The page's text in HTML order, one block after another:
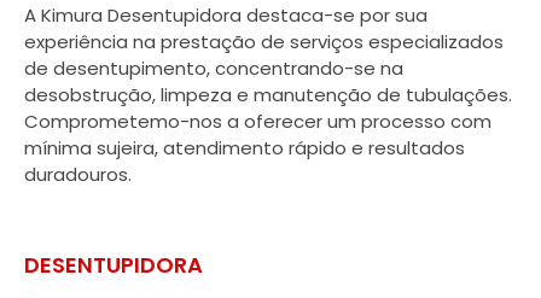
A Kimura Desentupidora destaca-se por sua
experiência na prestação de serviços especializados
de desentupimento, concentrando-se na
desobstrução, limpeza e manutenção de tubulações.
Comprometemo-nos a oferecer um processo com
mínima sujeira, atendimento rápido e resultados
duradouros.
DESENTUPIDORA